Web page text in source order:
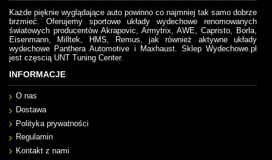
Każde pięknie wyglądające auto powinno co najmniej tak samo dobrze
brzmieć. Oferujemy sportowe układy wydechowe renomowanych
światowych producentów Akrapovic, Armytrix, AWE, Capristo, Borla,
Eisenmann, Milltek, HMS, Remus, jak również aktywne układy
wydechowe Panthera Automotive i Maxhaust. Sklep Wydechowe.pl
jest częscią UNT Tuning Center.
INFORMACJE
O nas
Dostawa
Polityka prywatności
Regulamin
Kontakt z nami